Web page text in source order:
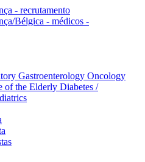
- recrutamento
Bélgica - médicos -
Gastroenterology Oncology
of the Elderly Diabetes /